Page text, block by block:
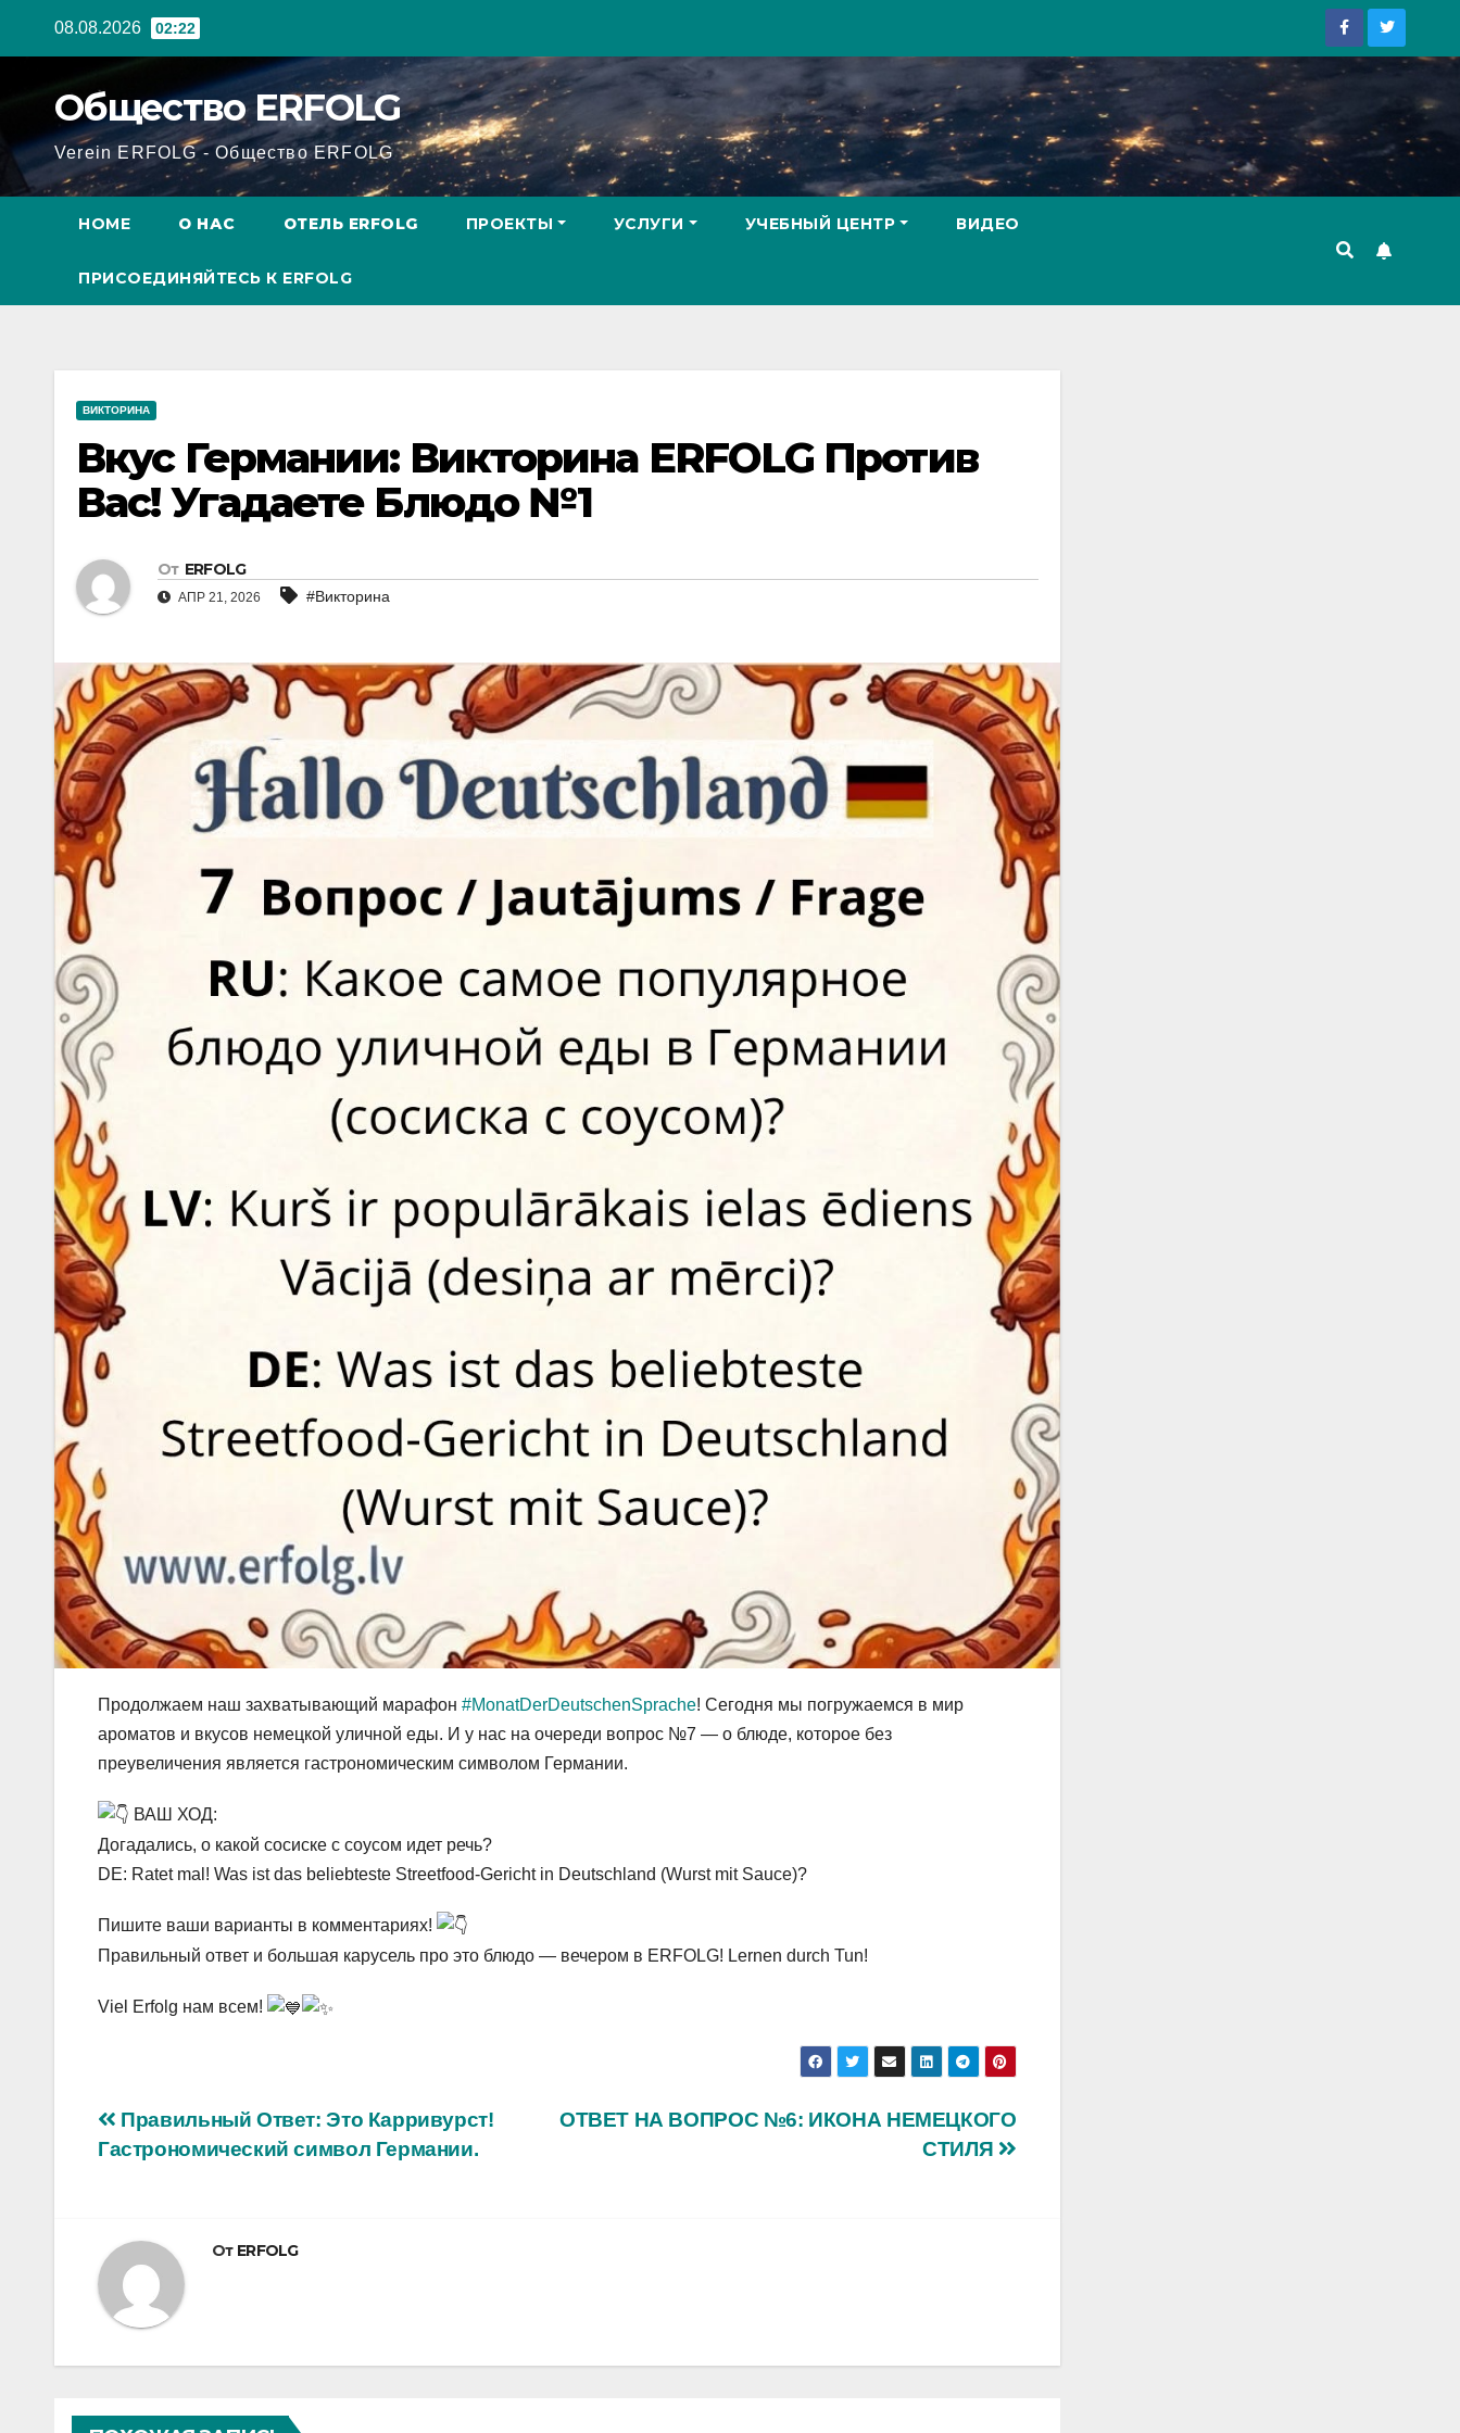
08.08.2026 02:22
Общество ERFOLG
Verein ERFOLG - Общество ERFOLG
HOME О НАС ОТЕЛЬ ERFOLG ПРОЕКТЫ УСЛУГИ УЧЕБНЫЙ ЦЕНТР ВИДЕО
ПРИСОЕДИНЯЙТЕСЬ К ERFOLG
ВИКТОРИНА
Вкус Германии: Викторина ERFOLG Против
Вас! Угадаете Блюдо №1
От ERFOLG
АПР 21, 2026 #Викторина
Продолжаем наш захватывающий марафон #MonatDerDeutschenSprache! Сегодня мы погружаемся в мир
ароматов и вкусов немецкой уличной еды. И у нас на очереди вопрос №7 — о блюде, которое без
преувеличения является гастрономическим символом Германии.
ВАШ ХОД:
Догадались, о какой сосиске с соусом идет речь?
DE: Ratet mal! Was ist das beliebteste Streetfood-Gericht in Deutschland (Wurst mit Sauce)?
Пишите ваши варианты в комментариях!
Правильный ответ и большая карусель про это блюдо — вечером в ERFOLG! Lernen durch Tun!
Viel Erfolg нам всем!
Навигация
ОТВЕТ НА ВОПРОС №6: ИКОНА НЕМЕЦКОГО
СТИЛЯ
Правильный Ответ: Это Карривурст!
Гастрономический символ Германии.
От ERFOLG